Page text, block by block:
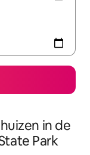
in de
Park